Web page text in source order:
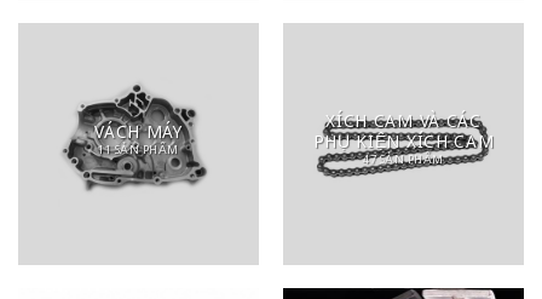
VÁCH MÁY
11 SẢN PHẨM
XÍCH CAM VÀ CÁC
PHỤ KIỆN XÍCH CAM
47 SẢN PHẨM